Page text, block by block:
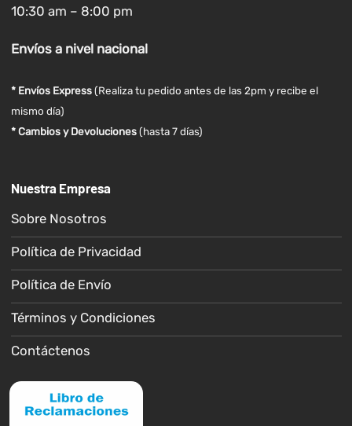
10:30 am – 8:00 pm
Envíosa nivel nacional
* Envíos Express(Realiza tu pedido antes de las 2pm y recibe el
mismo día)
* Cambios y Devoluciones (hasta 7 días)
Nuestra Empresa
Sobre Nosotros
Política de Privacidad
Política de Envío
Términos y Condiciones
Contáctenos